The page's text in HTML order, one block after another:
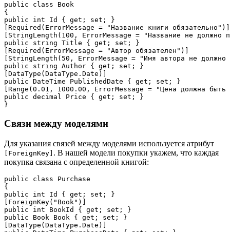
public class Book
{
public int Id { get; set; }
[Required(ErrorMessage = "Название книги обязательно")]
[StringLength(100, ErrorMessage = "Название не должно
public string Title { get; set; }
[Required(ErrorMessage = "Автор обязателен")]
[StringLength(50, ErrorMessage = "Имя автора не должно
public string Author { get; set; }
[DataType(DataType.Date)]
public DateTime PublishedDate { get; set; }
[Range(0.01, 1000.00, ErrorMessage = "Цена должна
public decimal Price { get; set; }
Связи между моделями
Для указания связей между моделями используется атрибут
[ForeignKey] . В нашей модели покупки укажем, что каждая
покупка связана с определенной книгой:
public class Purchase
{
public int Id { get; set; }
[ForeignKey("Book")]
public int BookId { get; set; }
public Book Book { get; set; }
[DataType(DataType.Date)]